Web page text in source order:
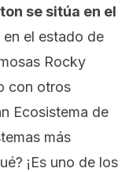
se sitúa en el
en el estado de
Rocky
con otros
Ecosistema de
más
¡Es uno de los